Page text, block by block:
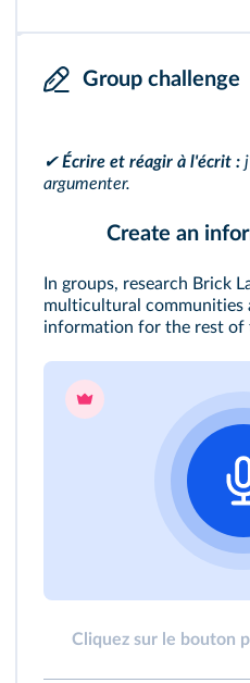
Group challenge
✔Écrire et réagir à l'écrit :
argumenter.
Create an
In groups, research Brick
multicultural communities
information for the rest of
Cliquez sur le bouton